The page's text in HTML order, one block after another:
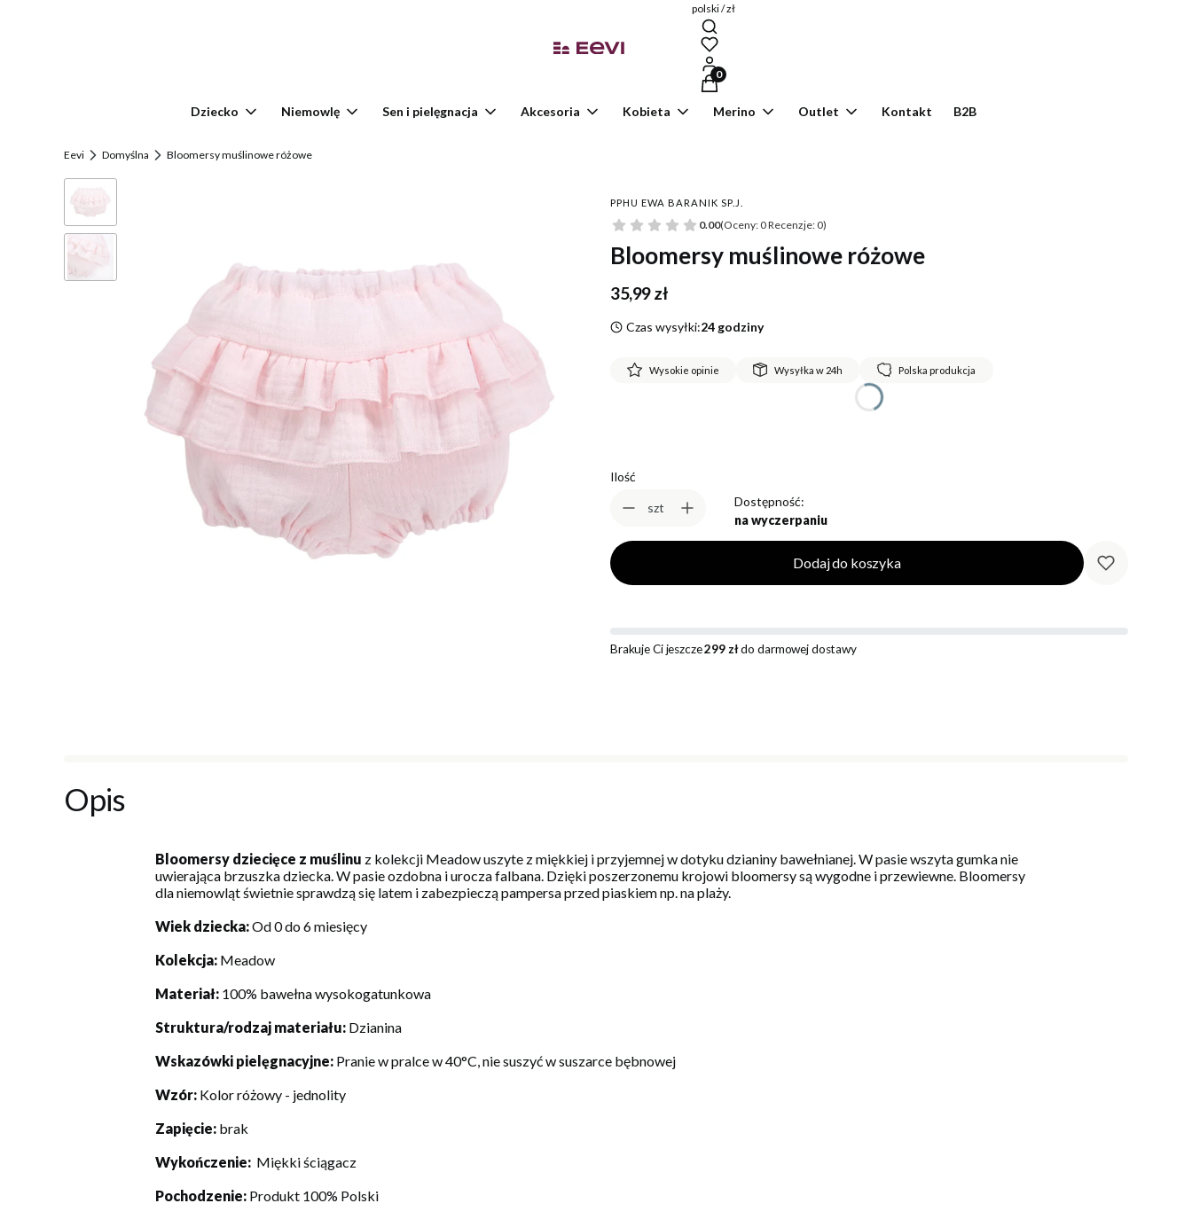
polski / zł
Produkty w koszyku: 0. Zobacz szczegóły
Dziecko Niemowlę Sen i pielęgnacja Akcesoria Kobieta Merino Outlet Kontakt B2B
Eevi Domyślna Bloomersy muślinowe różowe
PPHU EWA BARANIK SP.J.
0.00(Oceny: 0 Recenzje: 0)
Bloomersy muślinowe różowe
Cena
35,99 zł
Czas wysyłki:24 godziny
Wysokie opinie Wysyłka w 24h Polska produkcja
Ilość
szt
Dostępność:
na wyczerpaniu
Dodaj do koszyka
Brakuje Ci jeszcze299 złdo darmowej dostawy
Opis
Bloomersy dziecięce z muślinu z kolekcji Meadow uszyte z miękkiej i przyjemnej w dotyku dzianiny bawełnianej. W pasie wszyta gumka nie
uwierająca brzuszka dziecka. W pasie ozdobna i urocza falbana. Dzięki poszerzonemu krojowi bloomersy są wygodne i przewiewne. Bloomersy
dla niemowląt świetnie sprawdzą się latem i zabezpieczą pampersa przed piaskiem np. na plaży.
Wiek dziecka:Od 0 do 6 miesięcy
Kolekcja: Meadow
Materiał: 100% bawełna wysokogatunkowa
Struktura/rodzaj materiału: Dzianina
Wskazówki pielęgnacyjne: Pranie w pralce w 40°C, nie suszyć w suszarce bębnowej
Wzór: Kolor różowy - jednolity
Zapięcie: brak
Wykończenie: Miękki ściągacz
Pochodzenie: Produkt 100% Polski